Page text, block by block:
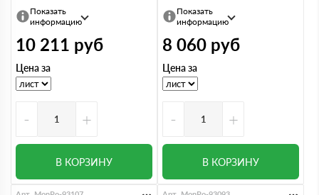
Показать
информацию
10 211 руб
Цена за
- +
В КОРЗИНУ
Показать
информацию
8 060 руб
Цена за
- +
В КОРЗИНУ